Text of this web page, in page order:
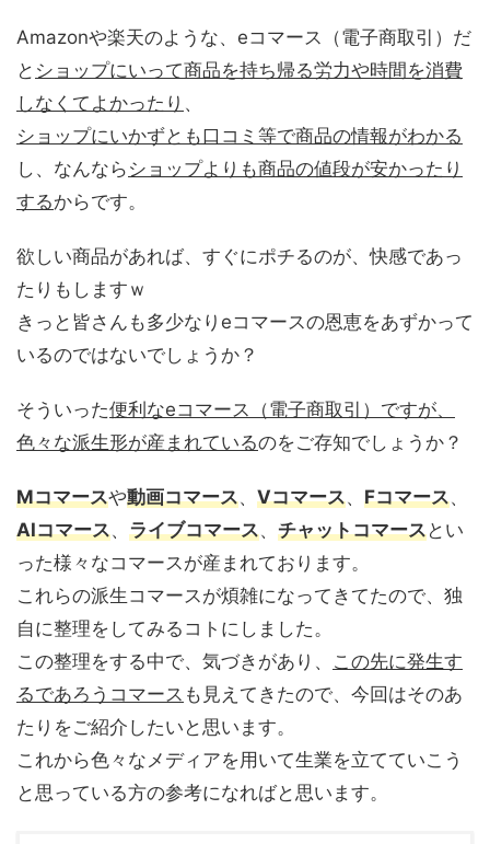
Amazonや楽天のような、eコマース（電子商取引）だ
と ショップにいって商品を持ち帰る労力や時間を消費
しなくてよかったり 、
ショップにいかずとも口コミ等で商品の情報がわかる
し、なんなら ショップよりも商品の値段が安かったり
するからです。
欲しい商品があれば、すぐにポチるのが、快感であっ
たりもしますｗ
きっと皆さんも多少なりeコマースの恩恵をあずかって
いるのではないでしょうか？
そういった便利なeコマース（電子商取引）ですが、
色々な派生形が産まれているのをご存知でしょうか？
Mコマースや動画コマース、 Vコマース、 Fコマース、
AIコマース、 ライブコマース、 チャットコマースとい
った様々なコマースが産まれております。
これらの派生コマースが煩雑になってきてたので、独
自に整理をしてみるコトにしました。
この整理をする中で、気づきがあり、 この先に発生す
るであろうコマース も見えてきたので、今回はそのあ
たりをご紹介したいと思います。
これから色々なメディアを用いて生業を立てていこう
と思っている方の参考になればと思います。